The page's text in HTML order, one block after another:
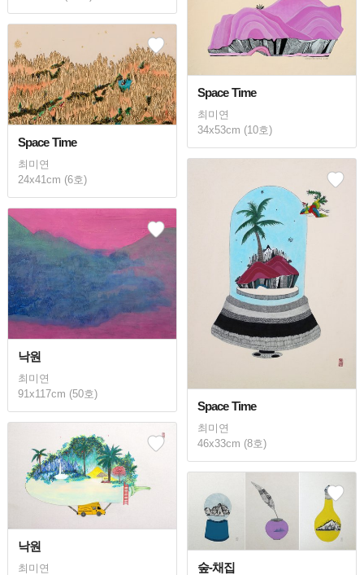
Space Time
최미연
34x53cm (10호)
Space Time
최미연
24x41cm (6호)
Space Time
최미연
46x33cm (8호)
낙원
최미연
91x117cm (50호)
낙원
최미연
숲-채집